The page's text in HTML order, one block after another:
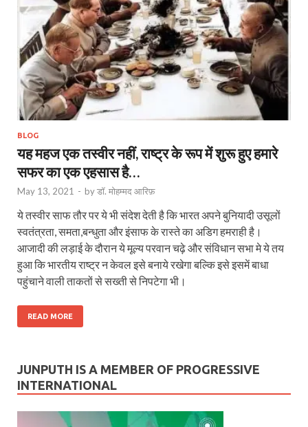
BLOG
यह महज एक तस्वीर नहीं, राष्ट्र के रूप में शुरू हुए हमारे
सफर का एक एहसास है…
May 13, 2021 - byडॉ. मोहम्मद आरिफ़
ये तस्वीर साफ तौर पर ये भी संदेश देती है कि भारत अपने बुनियादी उसूलों
स्वतंत्रता, समता,बन्धुता और इंसाफ के रास्ते का अडिग हमराही है।
आजादी की लड़ाई के दौरान ये मूल्य परवान चढ़े और संविधान सभा मे ये तय
हुआ कि भारतीय राष्ट्र न केवल इसे बनाये रखेगा बल्कि इसे इसमें बाधा
पहुंचाने वाली ताकतों से सख्ती से निपटेगा भी।
READ MORE
JUNPUTH IS A MEMBER OF PROGRESSIVE
INTERNATIONAL